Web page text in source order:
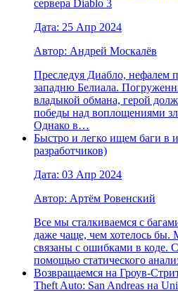
сервера Diablo 3
Дата: 25 Апр 2024
Автор: Андрей Москалёв
Преследуя Диабло, нефалем
западню Белиала.
владыкой обмана, герой
победы над воплощениями
Однако в…
Быстро и легко ищем баги в
разработчиков)
Дата: 03 Апр 2024
Автор: Артём Ровенский
Все мы сталкиваемся с
даже чаще, чем хотелось бы.
связаны с ошибками в коде.
помощью статического
Возвращаемся на Гроув-
Theft Auto: San Andreas на